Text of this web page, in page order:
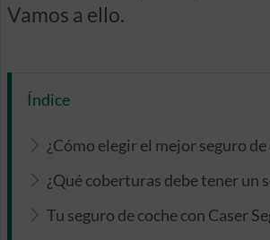
Vamos a ello.
Índice
¿Cómo elegir el mejor seguro de
¿Qué coberturas debe tener un
Tu seguro de coche con Caser